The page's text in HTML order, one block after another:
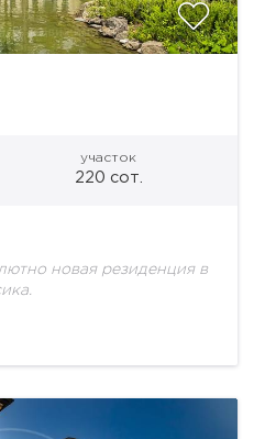
участок
220 сот.
новая резиденция в